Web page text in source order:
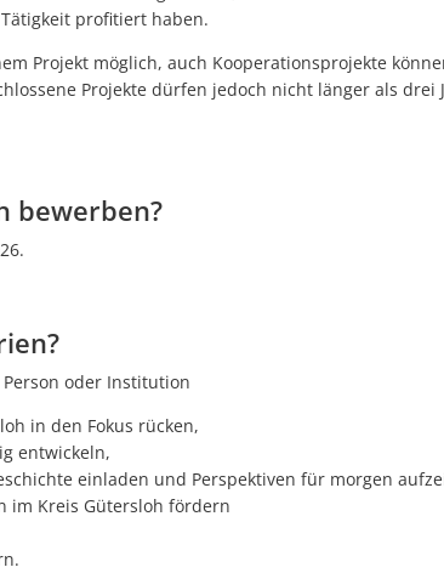
profitiert haben.
Projekt möglich, auch Kooperationsprojekte
Projekte dürfen jedoch nicht länger als
bewerben?
oder Institution
in den Fokus rücken,
entwickeln,
einladen und Perspektiven für morgen
im Kreis Gütersloh fördern